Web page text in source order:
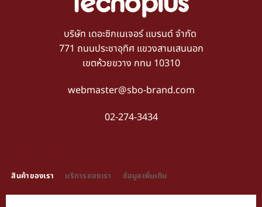
บริษัท เดอะซิกเนเจอร์ แบรนด์ จำกัด
771 ถนนประชาอุทิศ แขวงสามเสนนอก
เขตห้วยขวาง กทม 10310
webmaster@sbo-brand.com
02-274-3434
สินค้าของเรา บริการของเรา ข้อมูลเพิ่มเติม